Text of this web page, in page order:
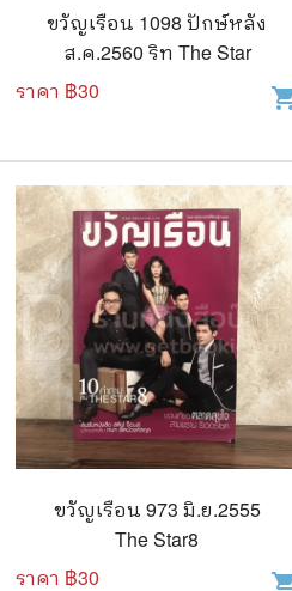
ขวัญเรือน 1098 ปักษ์หลัง
ส.ค.2560 ริท The Star
ราคา ฿30
ขวัญเรือน 973 มิ.ย.2555
The Star8
ราคา ฿30
👙 เซ็กซี่
💄 สุขภาพและความงาม
🏠 แต่งบ้าน
🧳 ท่องเที่ยว
คู่มือเฉลยเกม
เกษตรและธรรมชาติ
แม่และเด็ก
ภาษาศาสตร์
ไอทีและเทคโนโลยี
นิตยสารเก่าราคาถูก